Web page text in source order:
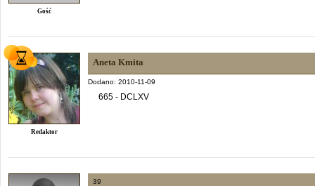
Gość
Redaktor
Aneta Kmita
Dodano: 2010-11-09
665 - DCLXV
39